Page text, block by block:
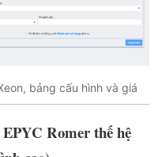
bảng cấu hình và giá
Romer thế hệ